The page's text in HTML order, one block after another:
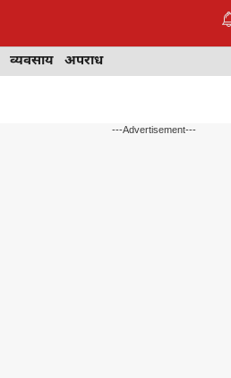
व्यवसाय अपराध
---Advertisement---